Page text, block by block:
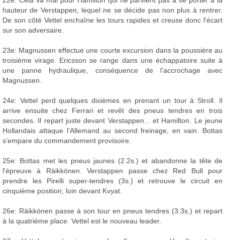
hauteur de Verstappen, lequel ne se décide pas non plus à rentrer.
De son côté Vettel enchaîne les tours rapides et creuse donc l'écart
sur son adversaire.
23e: Magnussen effectue une courte excursion dans la poussière au
troisième virage. Ericsson se range dans une échappatoire suite à
une panne hydraulique, conséquence de l'accrochage avec
Magnussen.
24e: Vettel perd quelques dixièmes en prenant un tour à Stroll. Il
arrive ensuite chez Ferrari et revêt des pneus tendres en trois
secondes. Il repart juste devant Verstappen... et Hamilton. Le jeune
Hollandais attaque l'Allemand au second freinage, en vain. Bottas
s'empare du commandement provisoire.
25e: Bottas met les pneus jaunes (2.2s.) et abandonne la tête de
l'épreuve à Räikkönen. Verstappen passe chez Red Bull pour
prendre les Pirelli super-tendres (3s.) et retrouve le circuit en
cinquième position, loin devant Kvyat.
26e: Räikkönen passe à son tour en pneus tendres (3.3s.) et repart
à la quatrième place. Vettel est le nouveau leader.